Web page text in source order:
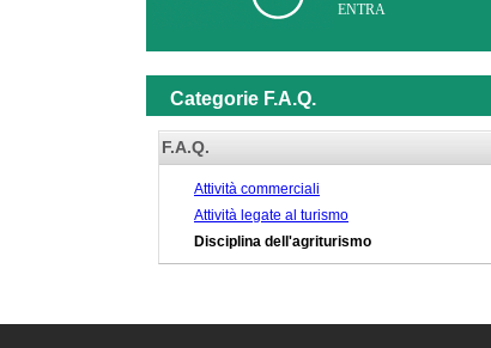
ENTRA
Categorie F.A.Q.
F.A.Q.
Attività commerciali
Attività legate al turismo
Disciplina dell'agriturismo